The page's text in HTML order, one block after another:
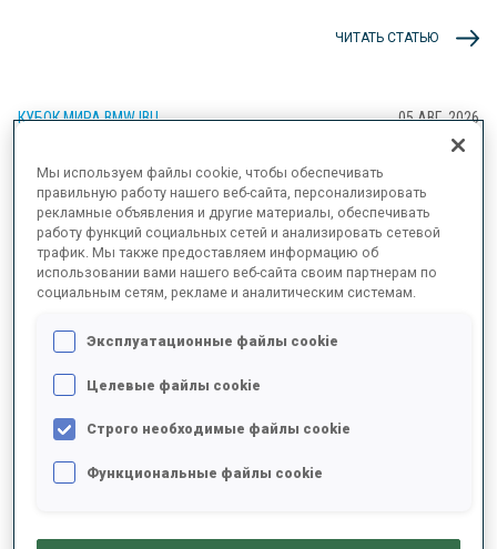
ЧИТАТЬ СТАТЬЮ
КУБОК МИРА BMW IBU 05 АВГ. 2026
СЕЗОН ЛЫЖЕРОЛЛЕРОВ
СТАРТУЕТ НА ФЕСТИВАЛЕ
BLINK; ХЕДЕГАРТ ВЫИГРЫВАЕТ
LYSEBOTN OPP
Мы используем файлы cookie, чтобы обеспечивать
правильную работу нашего веб-сайта, персонализировать
рекламные объявления и другие материалы, обеспечивать
работу функций социальных сетей и анализировать сетевой
трафик. Мы также предоставляем информацию об
использовании вами нашего веб-сайта своим партнерам по
социальным сетям, рекламе и аналитическим системам.
Эксплуатационные файлы cookie
Целевые файлы cookie
Строго необходимые файлы cookie
Функциональные файлы cookie